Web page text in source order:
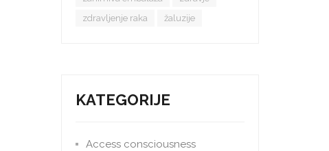
zdravljenje raka
žaluzije
KATEGORIJE
Access consciousness